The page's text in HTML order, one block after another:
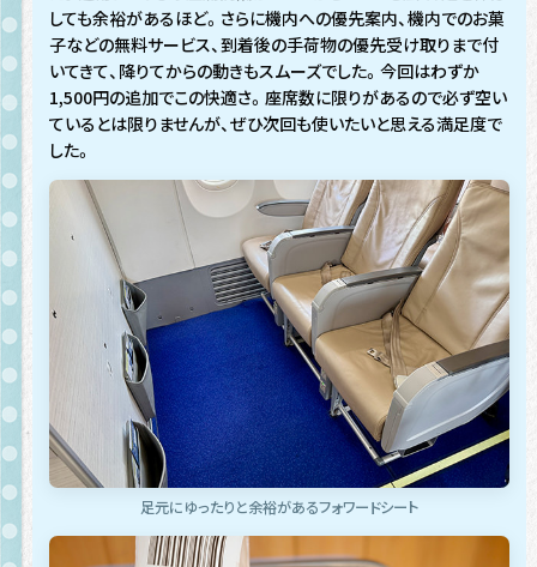
しても余裕があるほど。さらに機内への優先案内、機内でのお菓
子などの無料サービス、到着後の手荷物の優先受け取りまで付
いてきて、降りてからの動きもスムーズでした。今回はわずか
1,500円の追加でこの快適さ。座席数に限りがあるので必ず空い
ているとは限りませんが、ぜひ次回も使いたいと思える満足度で
した。
足元にゆったりと余裕があるフォワードシート